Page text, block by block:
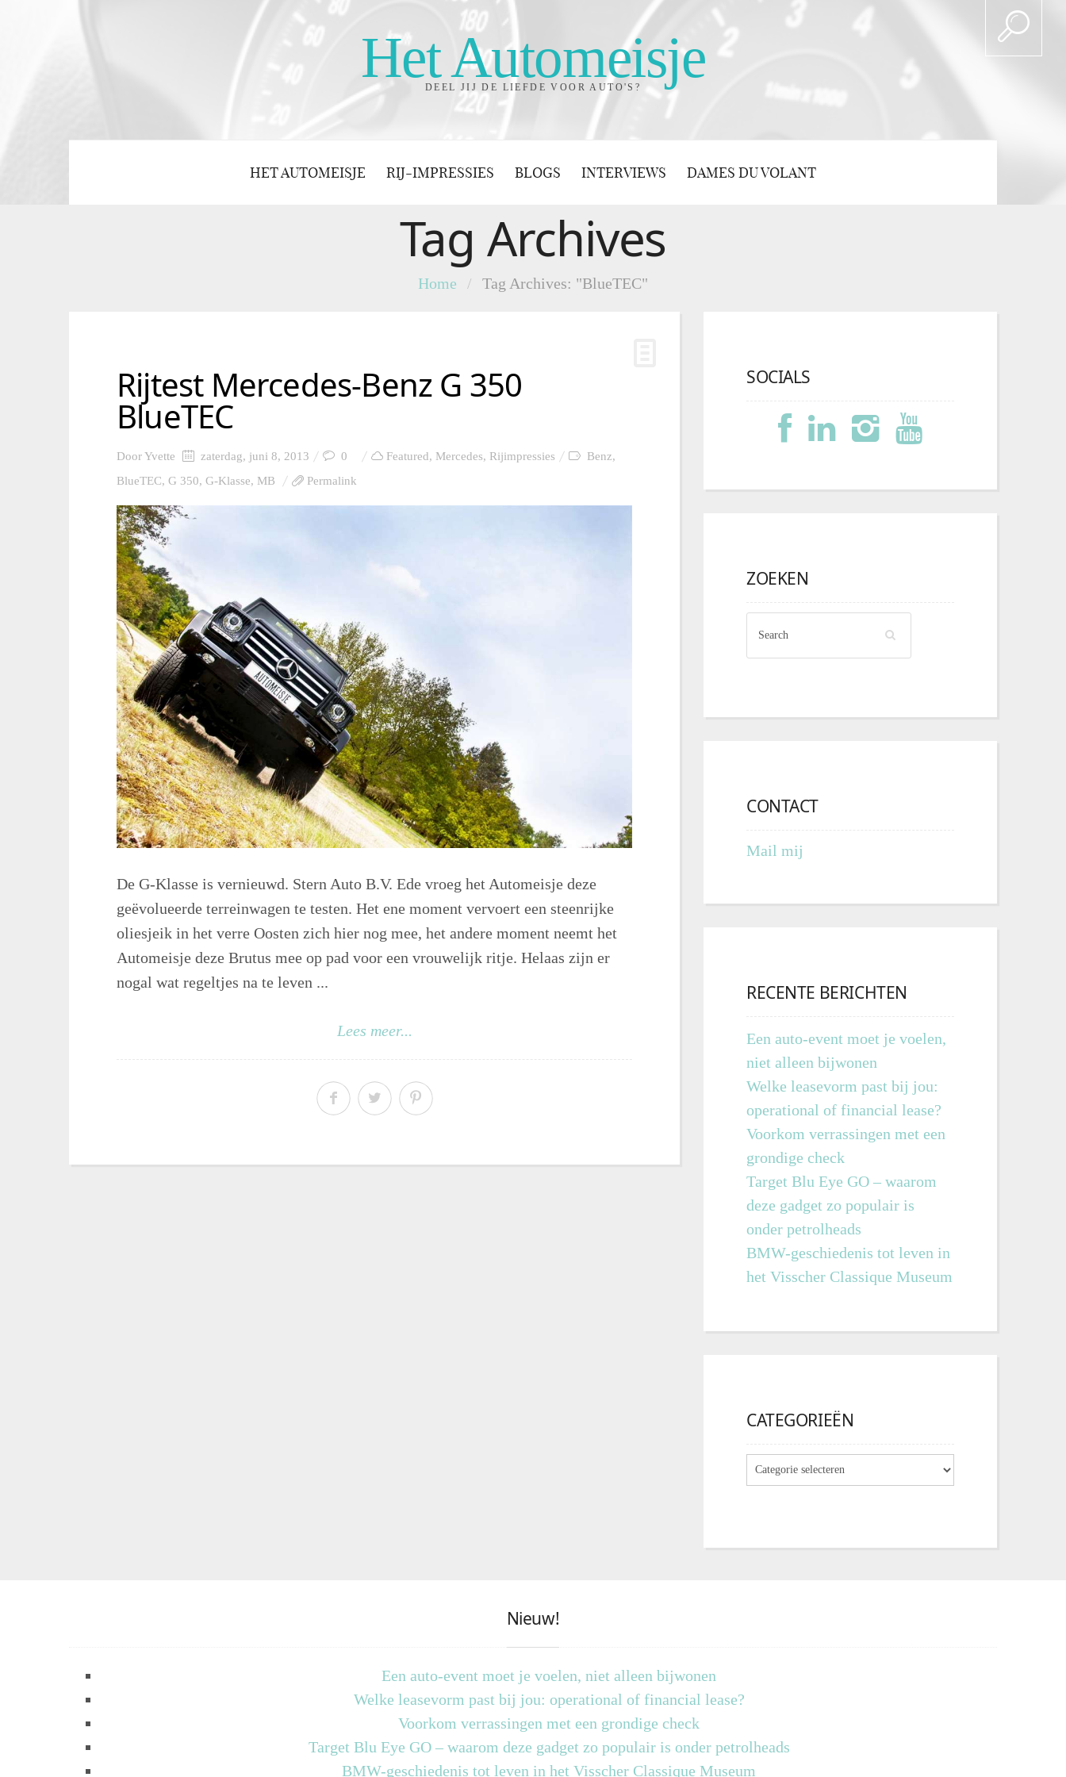
Het Automeisje
DEEL JIJ DE LIEFDE VOOR AUTO'S?
HET AUTOMEISJE RIJ-IMPRESSIES BLOGS INTERVIEWS DAMES DU VOLANT
Tag Archives
Home / Tag Archives: "BlueTEC"
Rijtest Mercedes-Benz G 350
BlueTEC
DoorYvette zaterdag, juni 8, 2013 0 Featured, Mercedes, Rijimpressies Benz,
BlueTEC, G 350, G-Klasse, MB Permalink
De G-Klasse is vernieuwd. Stern Auto B.V. Ede vroeg het Automeisje deze
geëvolueerde terreinwagen te testen. Het ene moment vervoert een steenrijke
oliesjeik in het verre Oosten zich hier nog mee, het andere moment neemt het
Automeisje deze Brutus mee op pad voor een vrouwelijk ritje. Helaas zijn er
nogal wat regeltjes na te leven ...
Lees meer...
SOCIALS
ZOEKEN
CONTACT
Mail mij
RECENTE BERICHTEN
Een auto-event moet je voelen,
niet alleen bijwonen
Welke leasevorm past bij jou:
operational of financial lease?
Voorkom verrassingen met een
grondige check
Target Blu Eye GO – waarom
deze gadget zo populair is
onder petrolheads
BMW-geschiedenis tot leven in
het Visscher Classique Museum
CATEGORIEËN
Nieuw!
Een auto-event moet je voelen, niet alleen bijwonen
Welke leasevorm past bij jou: operational of financial lease?
Voorkom verrassingen met een grondige check
Target Blu Eye GO – waarom deze gadget zo populair is onder petrolheads
BMW-geschiedenis tot leven in het Visscher Classique Museum